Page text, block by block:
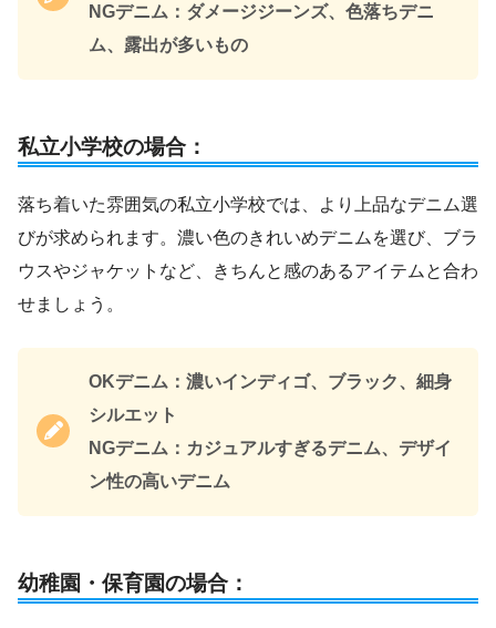
NGデニム：ダメージジーンズ、色落ちデニ
ム、露出が多いもの
私立小学校の場合：
落ち着いた雰囲気の私立小学校では、より上品なデニム選
びが求められます。濃い色のきれいめデニムを選び、ブラ
ウスやジャケットなど、きちんと感のあるアイテムと合わ
せましょう。
OKデニム：濃いインディゴ、ブラック、細身
シルエット
NGデニム：カジュアルすぎるデニム、デザイ
ン性の高いデニム
幼稚園・保育園の場合：